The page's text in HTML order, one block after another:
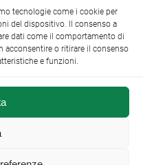
Contatti|
•
tecnologie come i cookie per
del dispositivo. Il consenso a
dati come il comportamento di
acconsentire o ritirare il consenso
e funzioni.